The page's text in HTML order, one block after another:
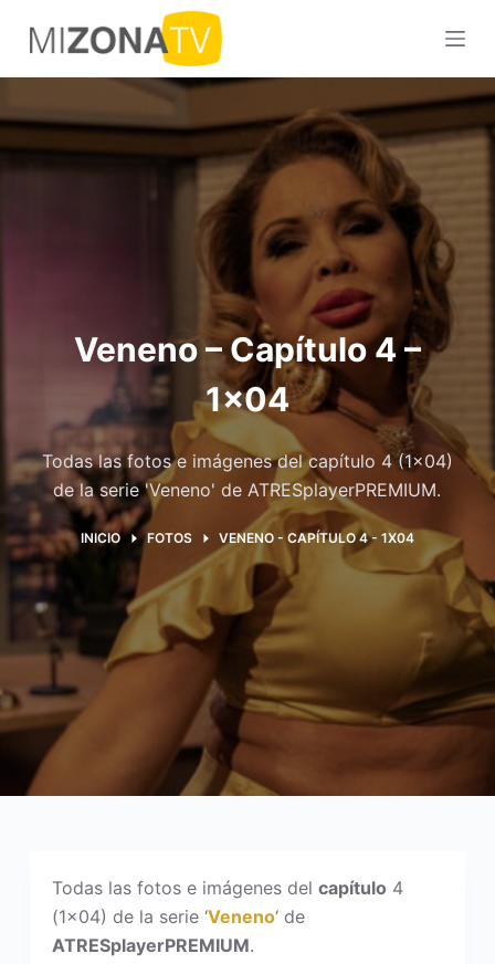
S
a
l
t
r
d
o
Veneno – Capítulo 4 –
1×04
Todas las fotos e imágenes del capítulo 4 (1x04)
de la serie 'Veneno' de ATRESplayerPREMIUM.
INICIO FOTOS VENENO - CAPÍTULO 4 - 1X04
Todas las fotos e imágenes del capítulo 4
(1×04) de la serie ‘Veneno‘ de
ATRESplayerPREMIUM.